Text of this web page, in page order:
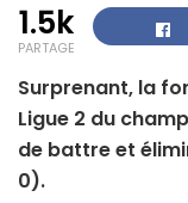
1.5k
PARTAGE
Surprenant, la
Ligue 2 du
de battre et
0).